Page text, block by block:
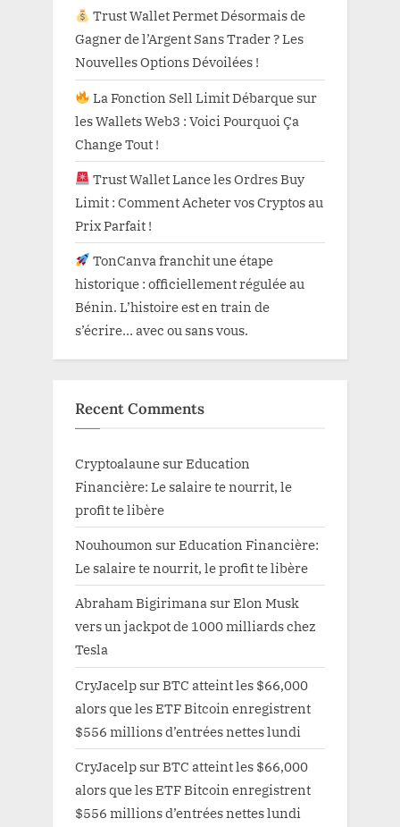
Trust Wallet Permet Désormais de
Gagner de l’Argent Sans Trader ? Les
Nouvelles Options Dévoilées !
La Fonction Sell Limit Débarque sur
les Wallets Web3 : Voici Pourquoi Ça
Change Tout !
Trust Wallet Lance les Ordres Buy
Limit : Comment Acheter vos Cryptos au
Prix Parfait !
TonCanva franchit une étape
historique : officiellement régulée au
Bénin. L’histoire est en train de
s’écrire… avec ou sans vous.
Recent Comments
Cryptoalaune surEducation
Financière: Le salaire te nourrit, le
profit te libère
Nouhoumon surEducation Financière:
Le salaire te nourrit, le profit te libère
Abraham Bigirimana surElon Musk
vers un jackpot de 1000 milliards chez
Tesla
CryJacelp surBTC atteint les $66,000
alors que les ETF Bitcoin enregistrent
$556 millions d’entrées nettes lundi
CryJacelp surBTC atteint les $66,000
alors que les ETF Bitcoin enregistrent
$556 millions d’entrées nettes lundi